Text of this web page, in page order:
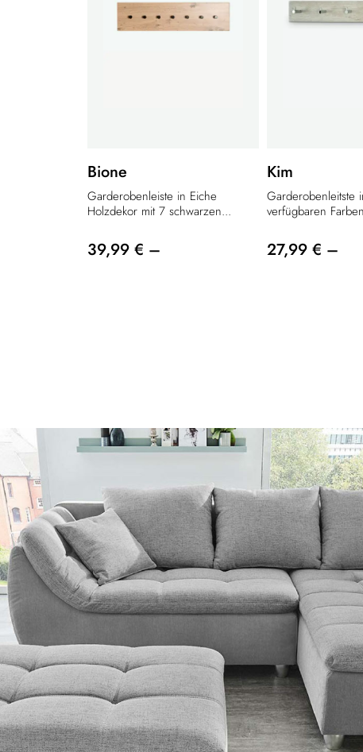
Bione
Garderobenleiste in Eiche
Holzdekor mit 7 schwarzen...
39,99 € –
Kim
Garderobenleitste
verfügbaren
27,99 € –